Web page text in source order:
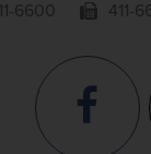
6600
411-